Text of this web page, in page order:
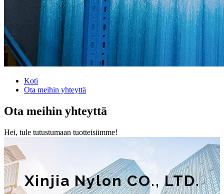
Koti
Ota meihin yhteyttä
Ota meihin yhteyttä
Hei, tule tutustumaan tuotteisiimme!
Xinjia Nylon CO., LTD.